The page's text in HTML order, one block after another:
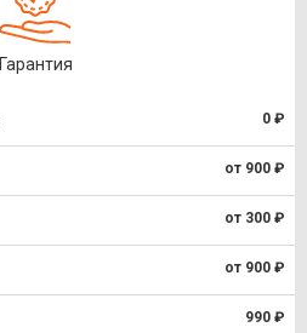
Гарантия
0 ₽
от 900 ₽
от 300 ₽
от 900 ₽
990 ₽